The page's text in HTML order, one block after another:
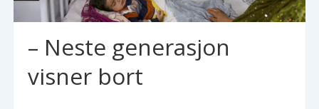
– Neste generasjon
visner bort